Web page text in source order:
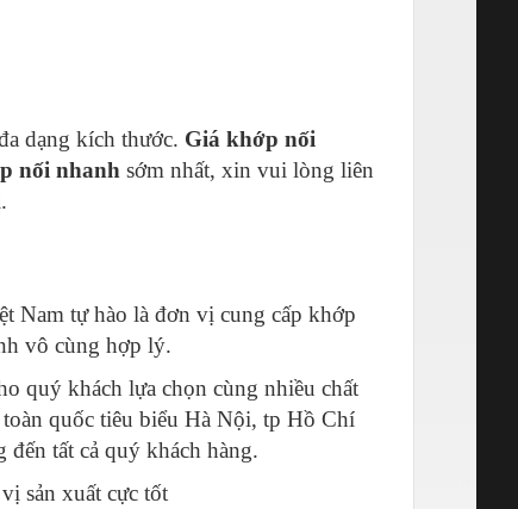
dạng kích thước. Giá khớp nối
nối nhanh sớm nhất, xin vui lòng liên
Nam tự hào là đơn vị cung cấp khớp
vô cùng hợp lý.
quý khách lựa chọn cùng nhiều chất
quốc tiêu biểu Hà Nội, tp Hồ Chí
tất cả quý khách hàng.
sản xuất cực tốt